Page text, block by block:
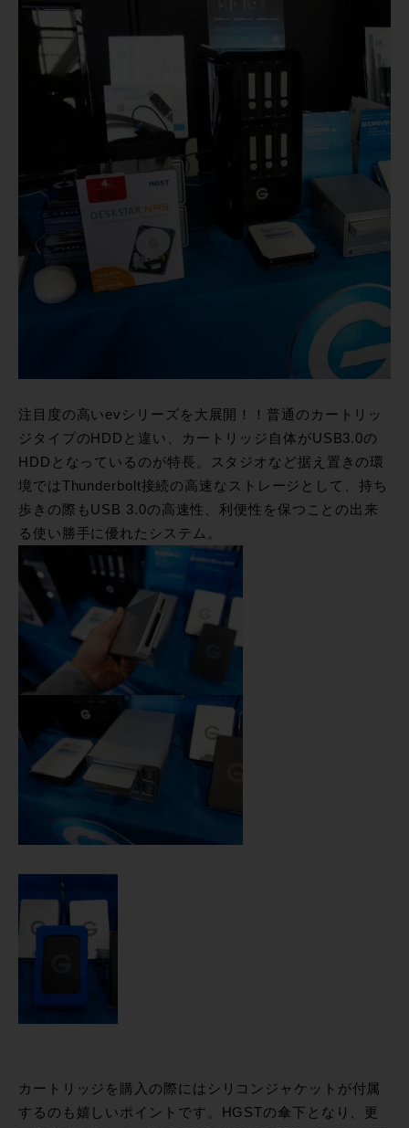
注目度の高いevシリーズを大展開！！普通のカートリッ
ジタイプのHDDと違い、カートリッジ自体がUSB3.0の
HDDとなっているのが特長。スタジオなど据え置きの環
境ではThunderbolt接続の高速なストレージとして、持ち
歩きの際もUSB 3.0の高速性、利便性を保つことの出来
る使い勝手に優れたシステム。
カートリッジを購入の際にはシリコンジャケットが付属
するのも嬉しいポイントです。HGSTの傘下となり、更